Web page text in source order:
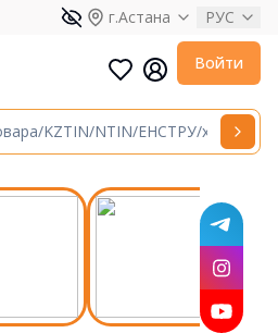
г.Астана РУС
Войти